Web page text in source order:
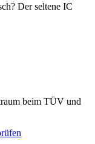
Der seltene IC
beim TÜV und